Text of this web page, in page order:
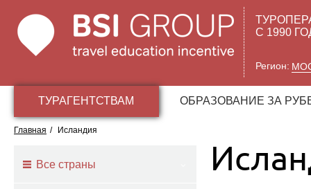
С 1990
Регион:
ТУРАГЕНТСТВАМ ОБРАЗОВАНИЕ ЗА
Главная / Исландия
Все страны